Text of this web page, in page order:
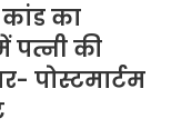
का
पत्नी की
पोस्टमार्टम